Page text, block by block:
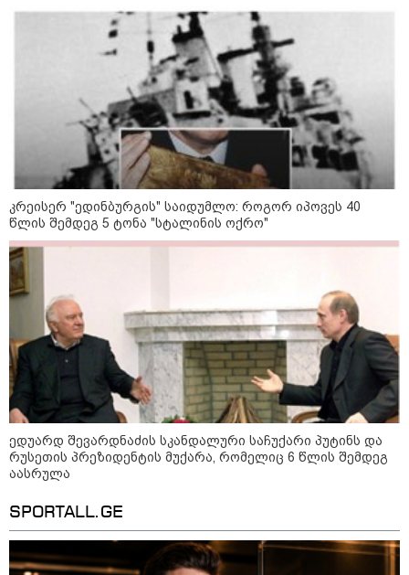
"4 დღე უწყლოდ და უპუროდ
გაატარეს, მათ სიცოცხლე
დავუბრუნეთ" - ქართველი
მეზღვაური წერს, რომ 36
მიგრანტი, მათ შორის, ორსული
გოგონა გადაარჩინა
12:20 / 04-08-2026
"როცა კანონიკიდან
გამომდინარე, მართებულად
მიგვაჩნია, რომ ადამიანის
გასვენება ტაძრიდან არ მოხდეს,
ეს მგლოვიარეს ისეთი
სიყვარულითა უნდა ავუხსნათ,
რომ შფოთვა არ დაიბადოს" -
"15 წლის წინ ჩადენილი
დანაშაული, 5-ჯერ შეცვლილი
მოსამართლე, 4-ჯერ თავიდან
დაწყებული საქმე... მადლობა
პროკურატურას, მათ გარეშე ეს
შედეგი არ დადგებოდა" - ქეთა
ხარძიანი
კატეგორიის ყველა სიახლე
სასკოლო ფორმების ჩინეთიდან
საქართველოში მოწოდება სამ
ეტაპად მოხდება - ფორმების
კრეისერ "ედინბურგის" საიდუმლო: როგორ იპოვეს 40
წლის შემდეგ 5 ტონა "სტალინის ოქრო"
ედუარდ შევარდნაძის სკანდალური საჩუქარი პუტინს და
რუსეთის პრეზიდენტის მუქარა, რომელიც 6 წლის შემდეგ
აასრულა
SPORTALL.GE